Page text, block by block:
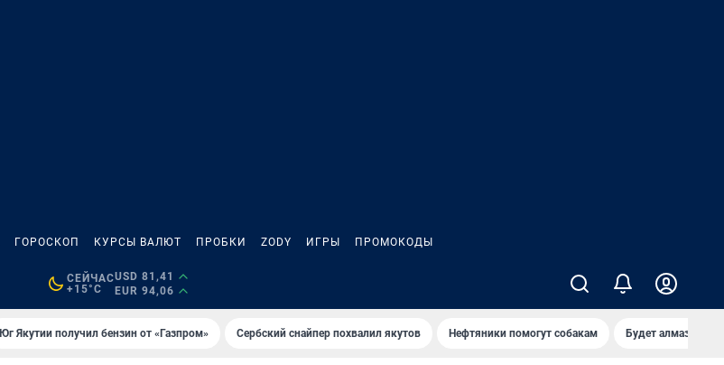
ГОРОСКОП КУРСЫ ВАЛЮТ ПРОБКИ ZODY ИГРЫ ПРОМОКОДЫ
СЕЙЧАС
+15°C
USD 81,41
EUR 94,06
Юг Якутии получил бензин от «Газпром» Сербский снайпер похвалил якутов Нефтяники помогут собакам Будет алмазный